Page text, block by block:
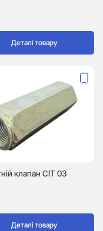
Деталі товару
клапан CIT 03
Деталі товару